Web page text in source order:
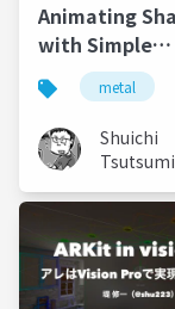
Animating
with Simple
Equations
metal
Shuichi
Tsutsumi